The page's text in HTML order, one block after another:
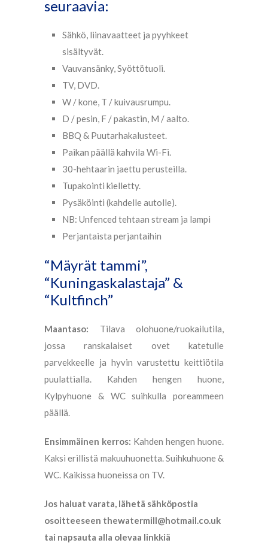
seuraavia:
Sähkö, liinavaatteet ja pyyhkeet
sisältyvät.
Vauvansänky, Syöttötuoli.
TV, DVD.
W / kone, T / kuivausrumpu.
D / pesin, F / pakastin, M / aalto.
BBQ & Puutarhakalusteet.
Paikan päällä kahvila Wi-Fi.
30-hehtaarin jaettu perusteilla.
Tupakointi kielletty.
Pysäköinti (kahdelle autolle).
NB: Unfenced tehtaan stream ja lampi
Perjantaista perjantaihin
“Mäyrät tammi”,
“Kuningaskalastaja” &
“Kultfinch”
Maantaso: Tilava olohuone/ruokailutila,
jossa ranskalaiset ovet katetulle
parvekkeelle ja hyvin varustettu keittiötila
puulattialla. Kahden hengen huone,
Kylpyhuone & WC suihkulla poreammeen
päällä.
Ensimmäinen kerros: Kahden hengen huone.
Kaksi erillistä makuuhuonetta. Suihkuhuone &
WC. Kaikissa huoneissa on TV.
Jos haluat varata, lähetä sähköpostia
osoitteeseen thewatermill@hotmail.co.uk
tai napsauta alla olevaa linkkiä